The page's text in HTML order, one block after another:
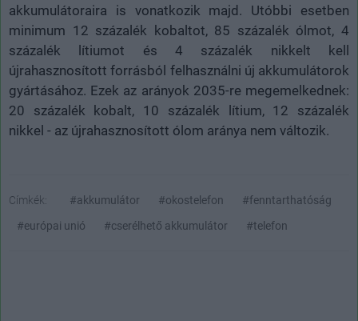
akkumulátoraira is vonatkozik majd. Utóbbi esetben
minimum 12 százalék kobaltot, 85 százalék ólmot, 4
százalék lítiumot és 4 százalék nikkelt kell
újrahasznosított forrásból felhasználni új akkumulátorok
gyártásához. Ezek az arányok 2035-re megemelkednek:
20 százalék kobalt, 10 százalék lítium, 12 százalék
nikkel - az újrahasznosított ólom aránya nem változik.
Címkék: #akkumulátor #okostelefon
#fenntarthatóság
#európai unió
#cserélhető akkumulátor #telefon